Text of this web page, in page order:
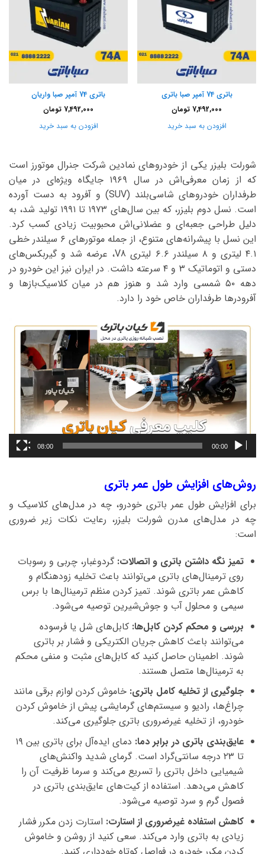
باتری 74 آمپر صبا باتری
7,492,000 تومان
افزودن به سبد خرید
باتری 74 آمپر صبا واریان
7,492,000 تومان
افزودن به سبد خرید
شورلت بلیزر یکی از خودروهای نمادین شرکت جنرال موتورز است
که از زمان معرفی‌اش در سال ۱۹۶۹ جایگاه ویژه‌ای در میان
طرفداران خودروهای شاسی‌بلند (SUV) و آفرود به دست آورده
است. نسل دوم بلیزر، که بین سال‌های ۱۹۷۳ تا ۱۹۹۱ تولید شد، به
دلیل طراحی جعبه‌ای و عضلانی‌اش محبوبیت زیادی کسب کرد.
این نسل با پیشرانه‌های متنوع، از جمله موتورهای ۶ سیلندر خطی
۴.۱ لیتری و ۸ سیلندر ۶.۶ لیتری V8، عرضه شد و گیربکس‌های
دستی و اتوماتیک ۳ و ۴ سرعته داشت. در ایران نیز این خودرو در
دهه ۵۰ شمسی وارد شد و هنوز هم در میان کلاسیک‌بازها و
آفرودرها طرفداران خاص خود را دارد.
نمایشگر
ویدیو
00:00
08:00
روش‌های افزایش طول عمر باتری
برای افزایش طول عمر باتری خودرو، چه در مدل‌های کلاسیک و
چه در مدل‌های مدرن شورلت بلیزر، رعایت نکات زیر ضروری
است:
تمیز نگه داشتن باتری و اتصالات: گردوغبار، چربی و رسوبات
روی ترمینال‌های باتری می‌توانند باعث تخلیه زودهنگام و
کاهش عمر باتری شوند. تمیز کردن منظم ترمینال‌ها با برس
سیمی و محلول آب و جوش‌شیرین توصیه می‌شود.
بررسی و محکم کردن کابل‌ها: کابل‌های شل یا فرسوده
می‌توانند باعث کاهش جریان الکتریکی و فشار بر باتری
شوند. اطمینان حاصل کنید که کابل‌های مثبت و منفی محکم
به ترمینال‌ها متصل هستند.
جلوگیری از تخلیه کامل باتری: خاموش کردن لوازم برقی مانند
چراغ‌ها، رادیو و سیستم‌های گرمایشی پیش از خاموش کردن
خودرو، از تخلیه غیرضروری باتری جلوگیری می‌کند.
عایق‌بندی باتری در برابر دما:
دمای ایده‌آل برای باتری بین ۱۹
تا ۲۳ درجه سانتی‌گراد است. گرمای شدید واکنش‌های
شیمیایی داخل باتری را تسریع می‌کند و سرما ظرفیت آن را
کاهش می‌دهد. استفاده از کیت‌های عایق‌بندی باتری در
فصول گرم و سرد توصیه می‌شود.
کاهش استفاده غیرضروری از استارت: استارت زدن مکرر فشار
زیادی به باتری وارد می‌کند. سعی کنید از روشن و خاموش